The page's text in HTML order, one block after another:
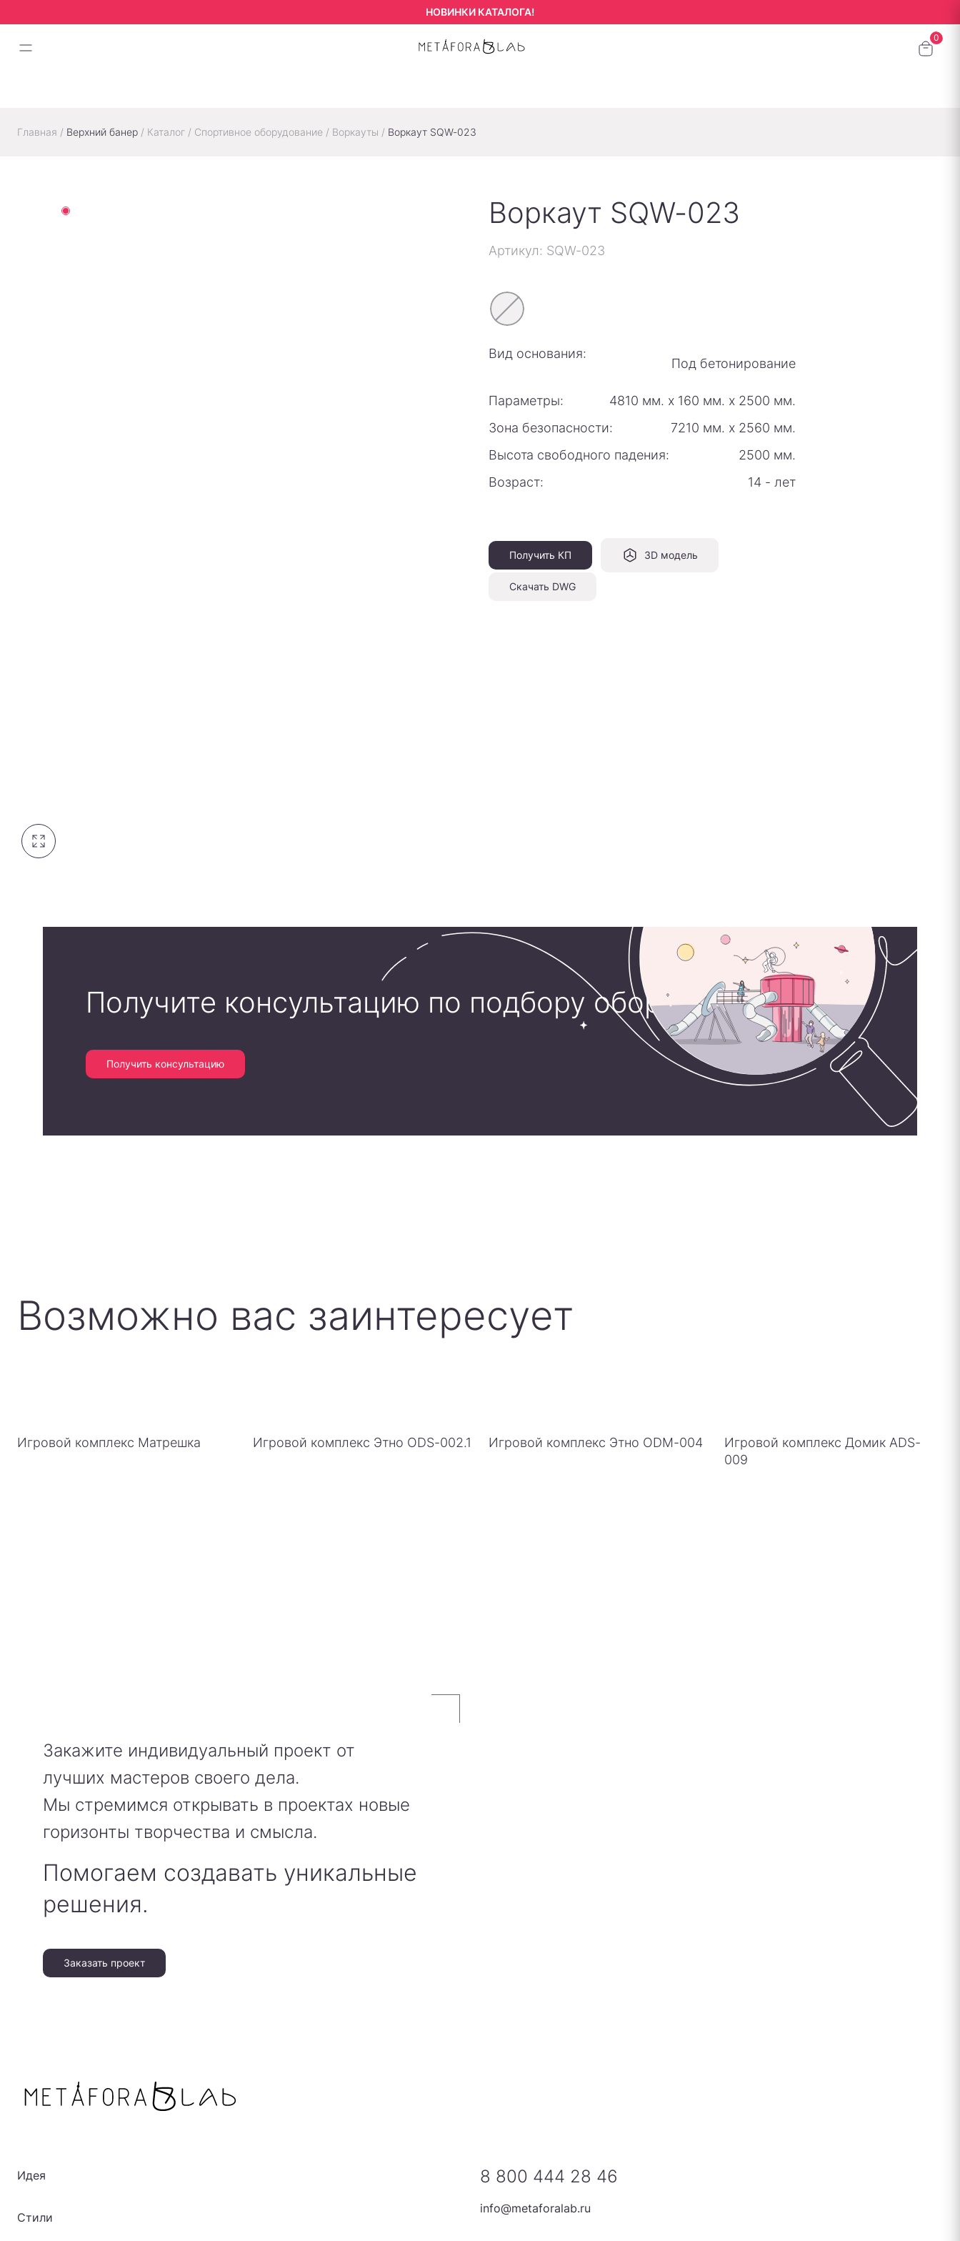
НОВИНКИ КАТАЛОГА!
Главная / Верхний банер / Каталог / Спортивное оборудование / Воркауты / Воркаут SQW-023
Воркаут SQW-023
Артикул: SQW-023
Вид основания:
Под бетонирование
Параметры: 4810 мм. х 160 мм. х 2500 мм.
Зона безопасности:
7210 мм. х 2560 мм.
Высота свободного падения:
2500 мм.
Возраст:
14 - лет
Получить КП 3D модель
Скачать DWG
Получите консультацию по подбору оборудования
Получить консультацию
Возможно вас заинтересует
Игровой комплекс Матрешка Игровой комплекс Этно ODS-002.1 Игровой комплекс Этно ODM-004
Игровой комплекс Домик ADS-
009
Закажите индивидуальный проект от
лучших мастеров своего дела.
Мы стремимся открывать в проектах новые
горизонты творчества и смысла.
Помогаем создавать уникальные
решения.
Заказать проект
Идея
Стили
8 800 444 28 46
info@metaforalab.ru